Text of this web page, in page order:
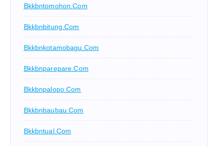
Bkkbntomohon.com
Bkkbnbitung.com
Bkkbnkotamobagu.com
Bkkbnparepare.com
Bkkbnpalopo.com
Bkkbnbaubau.com
Bkkbntual.com